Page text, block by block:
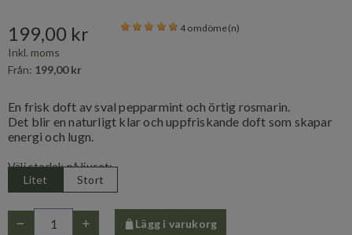
199,00 kr
Inkl. moms
Från: 199,00 kr
4 omdöme(n)
En frisk doft av sval pepparmint och örtig rosmarin.
Det blir en naturligt klar och uppfriskande doft som skapar
energi och lugn.
Välj storlek på ljuset:
Litet
Stort
Lägg i varukorg